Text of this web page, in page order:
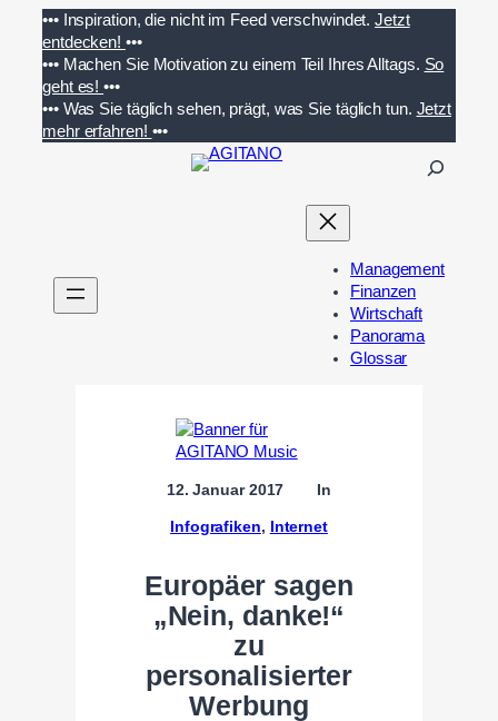
Inhalt
springen
••• Inspiration, die nicht im Feed verschwindet. Jetzt
entdecken! •••
••• Machen Sie Motivation zu einem Teil Ihres Alltags. So
geht es!•••
••• Was Sie täglich sehen, prägt, was Sie täglich tun. Jetzt
mehr erfahren! •••
n
Management
Finanzen
Wirtschaft
Panorama
Glossar
12. Januar 2017 In
Infografiken, Internet
Europäer sagen
„Nein, danke!“
zu
personalisierter
Werbung